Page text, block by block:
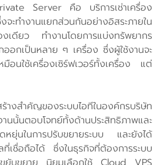
Server คือ บริการเช่าเครื่อง
ทำงานแยกส่วนกันอย่างอิสระภายใน
องเดียว ทำงานโดยการแบ่งทรัพยากร
ออกเป็นหลาย ๆ เครื่อง ซึ่งผู้ใช้งานจะ
มือนใช้เครื่องเซิร์ฟเวอร์ทั้งเครื่อง แต่
างสำคัญของระบบไอทีในองค์กรบริษัท
านนั้นตอบโจทย์ทั้งด้านประสิทธิภาพและ
ยุ่นในการปรับขยายระบบ และยังได้
เชื่อถือได้ ซึ่งในธุรกิจที่ต้องการระบบ